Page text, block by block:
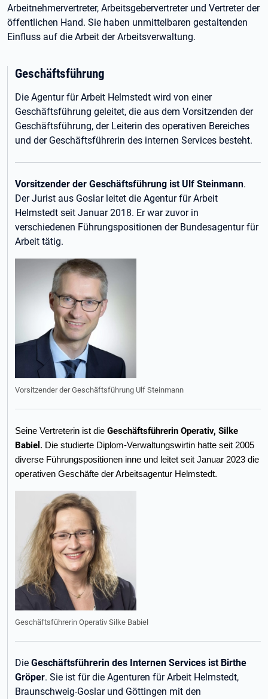
Arbeitnehmervertreter, Arbeitsgebervertreter und Vertreter der
öffentlichen Hand. Sie haben unmittelbaren gestaltenden
Einfluss auf die Arbeit der Arbeitsverwaltung.
Geschäftsführung
Die Agentur für Arbeit Helmstedt wird von einer
Geschäftsführung geleitet, die aus dem Vorsitzenden der
Geschäftsführung, der Leiterin des operativen Bereiches
und der Geschäftsführerin des internen Services besteht.
Vorsitzender der Geschäftsführung ist Ulf Steinmann.
Der Jurist aus Goslar leitet die Agentur für Arbeit
Helmstedt seit Januar 2018. Er war zuvor in
verschiedenen Führungspositionen der Bundesagentur für
Arbeit tätig.
Vorsitzender der Geschäftsführung Ulf Steinmann
Seine Vertreterin ist die Geschäftsführerin Operativ, Silke
Babiel . Die studierte Diplom-Verwaltungswirtin hatte seit 2005
diverse Führungspositionen inne und leitet seit Januar 2023 die
operativen Geschäfte der Arbeitsagentur Helmstedt.
Geschäftsführerin Operativ Silke Babiel
Die Geschäftsführerin des Internen Services ist Birthe
Gröper. Sie ist für die Agenturen für Arbeit Helmstedt,
Braunschweig-Goslar und Göttingen mit den